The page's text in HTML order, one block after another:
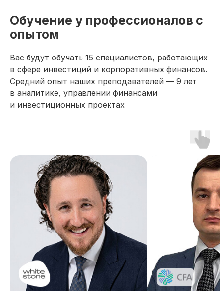
Обучение у профессионалов с
опытом
Вас будут обучать 15 специалистов, работающих
в сфере инвестиций и корпоративных финансов.
Средний опыт наших преподавателей — 9 лет
в аналитике, управлении финансами
и инвестиционных проектах